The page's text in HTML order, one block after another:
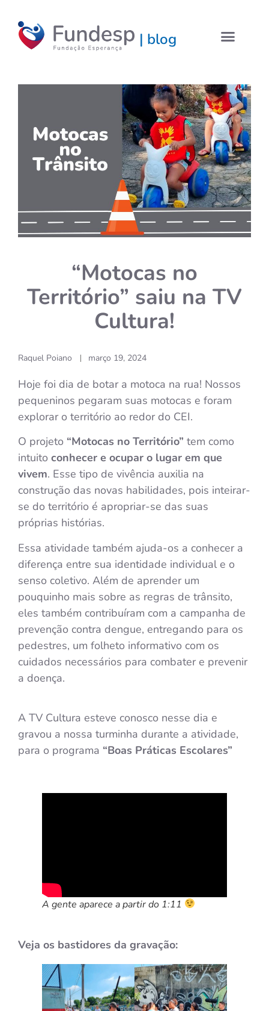
| blog
“Motocas no
Território” saiu na TV
Cultura!
Raquel Poiano março 19, 2024
Hoje foi dia de botar a motoca na rua! Nossos
pequeninos pegaram suas motocas e foram
explorar o território ao redor do CEI.
O projeto “Motocas no Território” tem como
intuito conhecer e ocupar o lugar em que
vivem. Esse tipo de vivência auxilia na
construção das novas habilidades, pois inteirar-
se do território é apropriar-se das suas
próprias histórias.
Essa atividade também ajuda-os a conhecer a
diferença entre sua identidade individual e o
senso coletivo. Além de aprender um
pouquinho mais sobre as regras de trânsito,
eles também contribuíram com a campanha de
prevenção contra dengue, entregando para os
pedestres, um folheto informativo com os
cuidados necessários para combater e prevenir
a doença.
A TV Cultura esteve conosco nesse dia e
gravou a nossa turminha durante a atividade,
para o programa “Boas Práticas Escolares”
A gente aparece a partir do 1:11
Veja os bastidores da gravação: